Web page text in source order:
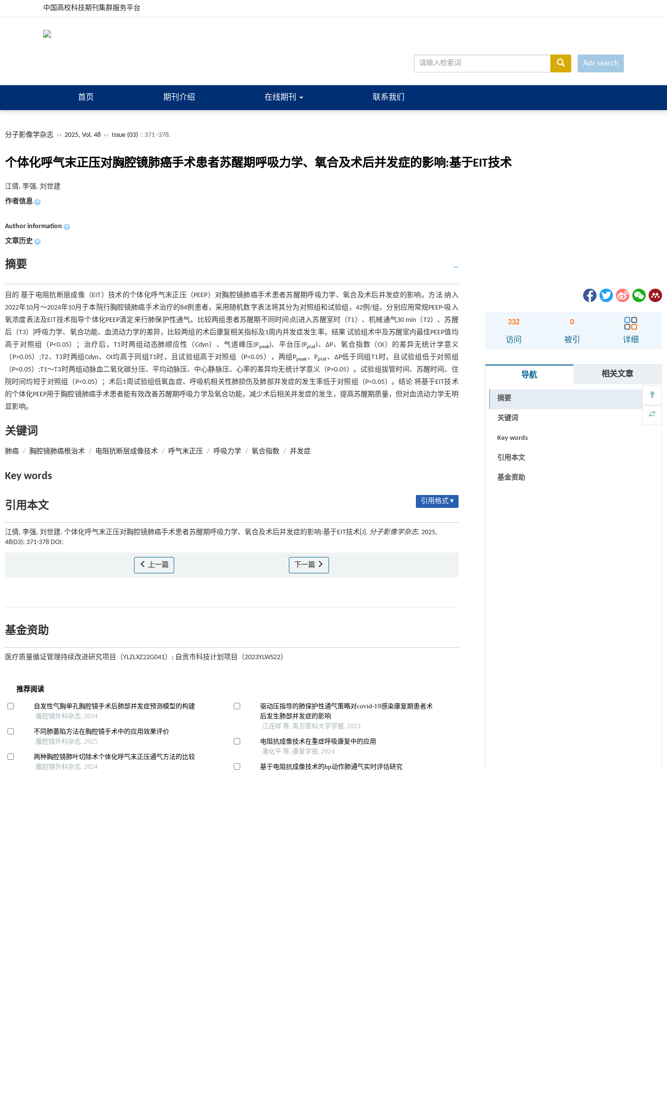
中国高校科技期刊集群服务平台
Adv search
首页 期刊介绍 在线期刊 联系我们
分子影像学杂志 ›› 2025, Vol. 48 ›› Issue (03) : 371 -378.
个体化呼气末正压对胸腔镜肺癌手术患者苏醒期呼吸力学、氧合及术后并发症的影响:基于EIT技术
江倩, 李强, 刘世建
作者信息 +
Author information +
文章历史 +
摘要
目的 基于电阻抗断层成像（EIT）技术的个体化呼气末正压（PEEP）对胸腔镜肺癌手术患者苏醒期呼吸力学、氧合及术后并发症的影响。方法 纳入
2022年10月～2024年10月于本院行胸腔镜肺癌手术治疗的84例患者，采用随机数字表法将其分为对照组和试验组，42例/组，分别应用常规PEEP-吸入
氧浓度表法及EIT技术指导个体化PEEP滴定来行肺保护性通气。比较两组患者苏醒期不同时间点[进入苏醒室时（T1）、机械通气30 min（T2）、苏醒
后（T3）]呼吸力学、氧合功能、血流动力学的差异，比较两组的术后康复相关指标及1周内并发症发生率。结果 试验组术中及苏醒室内最佳PEEP值均
高于对照组（P<0.05）；治疗后，T1时两组动态肺顺应性（Cdyn）、气道峰压(Ppeak)、平台压(Pplat)、ΔP、氧合指数（OI）的差异无统计学意义
（P>0.05）;T2、T3时两组Cdyn、OI均高于同组T1时，且试验组高于对照组（P<0.05），两组Ppeak、Pplat、ΔP低于同组T1时，且试验组低于对照组
（P<0.05）;T1～T3时两组动脉血二氧化碳分压、平均动脉压、中心静脉压、心率的差异均无统计学意义（P>0.05）。试验组拔管时间、苏醒时间、住
院时间均短于对照组（P<0.05）；术后1周试验组低氧血症、呼吸机相关性肺损伤及肺部并发症的发生率低于对照组（P<0.05）。结论 将基于EIT技术
的个体化PEEP用于胸腔镜肺癌手术患者能有效改善苏醒期呼吸力学及氧合功能，减少术后相关并发症的发生，提高苏醒期质量，但对血流动力学无明
显影响。
关键词
肺癌 / 胸腔镜肺癌根治术 / 电阻抗断层成像技术 / 呼气末正压 / 呼吸力学 / 氧合指数 / 并发症
Key words
引用本文 引用格式 ▾
江倩, 李强, 刘世建. 个体化呼气末正压对胸腔镜肺癌手术患者苏醒期呼吸力学、氧合及术后并发症的影响:基于EIT技术[J]. 分子影像学杂志, 2025,
48(03): 371-378 DOI:
上一篇 下一篇
基金资助
医疗质量循证管理持续改进研究项目（YLZLXZ22G041）; 自贡市科技计划项目（2023YLWS22）
332
访问
0
被引 详细
导航 相关文章
摘要
关键词
Key words
引用本文
基金资助